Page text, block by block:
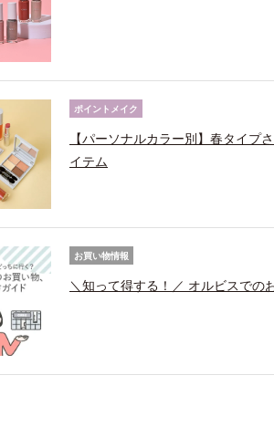
ポイントメイク
【パーソナルカラー別】春タイプ
イテム
お買い物情報
＼知って得する！／ オルビスでの